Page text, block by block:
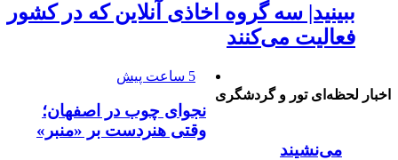
ببینید| سه گروه اخاذی آنلاین که در کشور
فعالیت می‌کنند
اخبار لحظه‌ای تور و گردشگری
5 ساعت پیش
نجوای چوب در اصفهان؛
وقتی هنردست بر «منبر»
می‌نشیند